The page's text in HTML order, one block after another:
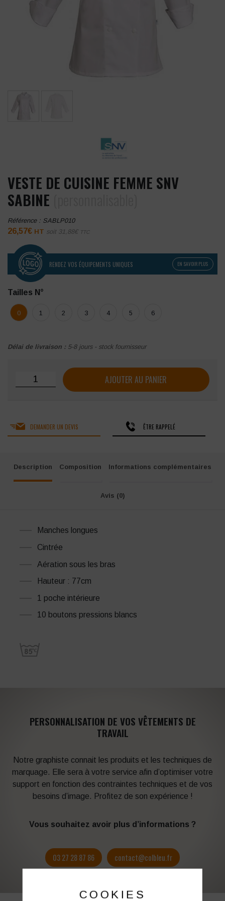
VESTE DE CUISINE FEMME SNV
SABINE
Référence : SABLP010
26,57€ HT soit 31,88€ TTC
RENDEZ VOS ÉQUIPEMENTS UNIQUES EN SAVOIR PLUS
Tailles N°
0 1 2 3 4 5 6
Délai de livraison : 5-8 jours - stock fournisseur
quantité de Veste de cuisine femme SNV Sabine
AJOUTER AU PANIER
DEMANDER UN DEVIS ÊTRE RAPPELÉ
Description Composition Informations complémentaires
Avis (0)
Manches longues
Cintrée
Aération sous les bras
Hauteur : 77cm
1 poche intérieure
10 boutons pressions blancs
PERSONNALISATION DE VOS VÊTEMENTS DE
TRAVAIL
Notre graphiste connait les produits et les techniques de
marquage. Elle sera à votre service afin d’optimiser votre
support en fonction des contraintes techniques et de vos
besoins d’image. Profitez de son expérience !
Vous souhaitez avoir plus d’informations ?
03 27 28 87 86 contact@colbleu.fr
COOKIES